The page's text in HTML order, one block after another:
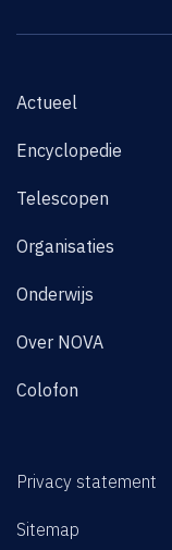
Actueel
Encyclopedie
Telescopen
Organisaties
Onderwijs
Over NOVA
Colofon
Privacy statement
Sitemap